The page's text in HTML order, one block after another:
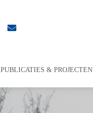
PUBLICATIES & PROJECTEN